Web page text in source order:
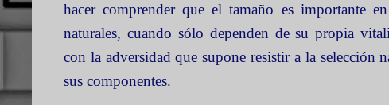
hacer comprender que el tamaño es importante
naturales, cuando sólo dependen de su propia
con la adversidad que supone resistir a la selección
sus componentes.